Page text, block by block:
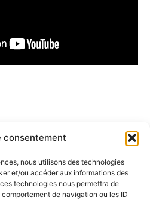
consentement
nous utilisons des technologies
et/ou accéder aux informations des
technologies nous permettra de
de navigation ou les ID
pour publier un commentaire.